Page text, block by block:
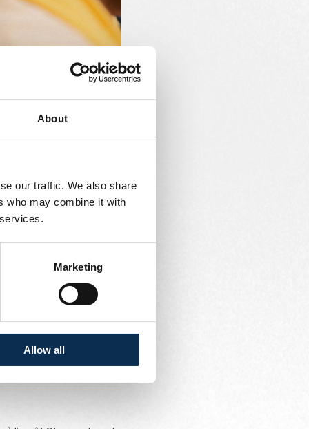
About
our traffic. We also share
who may combine it with
Marketing
Allow all
en sorte de
pouvez
à pied le Fan Village
mais évitez
Madrid en direction du